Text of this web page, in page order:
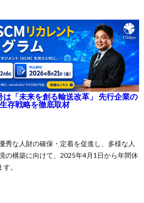
は「未来を創る輸送改革」 先行企業の
生存戦略を徹底取材
秀な人財の確保・定着を促進し、多様な人
の構築に向けて、2025年4月1日から年間休
。